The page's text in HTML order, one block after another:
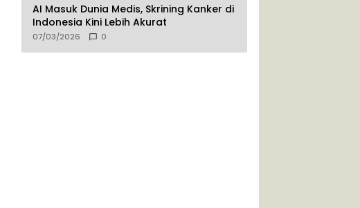
AI Masuk Dunia Medis, Skrining Kanker di
Indonesia Kini Lebih Akurat
07/03/2026 0